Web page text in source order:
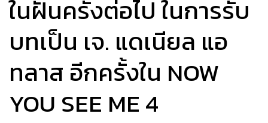
ในฝันครั้งต่อไป ในการรับ
บทเป็น เจ. แดเนียล แอ
ทลาส อีกครั้งใน NOW
YOU SEE ME 4